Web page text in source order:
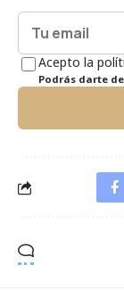
Acepto la
Podrás darte